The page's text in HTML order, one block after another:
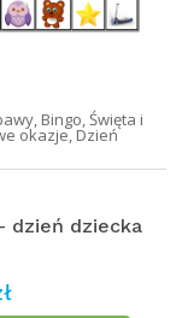
, Bingo,Święta i
okazje, Dzień
dzień dziecka